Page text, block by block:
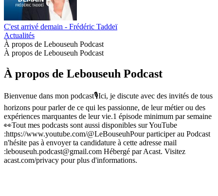
C'est arrivé demain - Frédéric Taddeï
Actualités
À propos de Lebouseuh Podcast
À propos de Lebouseuh Podcast
À propos de Lebouseuh Podcast
Bienvenue dans mon podcast🎙️Ici, je discute avec des invités de tous
horizons pour parler de ce qui les passionne, de leur métier ou des
expériences marquantes de leur vie.1 épisode minimum par semaine
👀Tout mes podcasts sont aussi disponibles sur YouTube
:https://www.youtube.com/@LeBouseuhPour participer au Podcast
n'hésite pas à envoyer ta candidature à cette adresse mail
:lebouseuh.podcast@gmail.com Hébergé par Acast. Visitez
acast.com/privacy pour plus d'informations.